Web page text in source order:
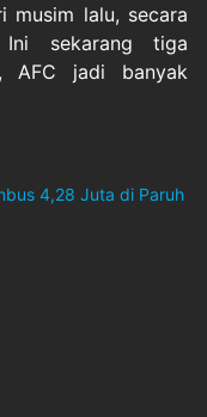
musim lalu, secara
sekarang tiga
AFC jadi banyak
4,28 Juta di Paruh